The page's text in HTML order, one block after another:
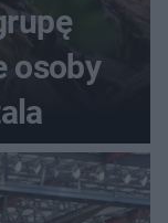
osoby